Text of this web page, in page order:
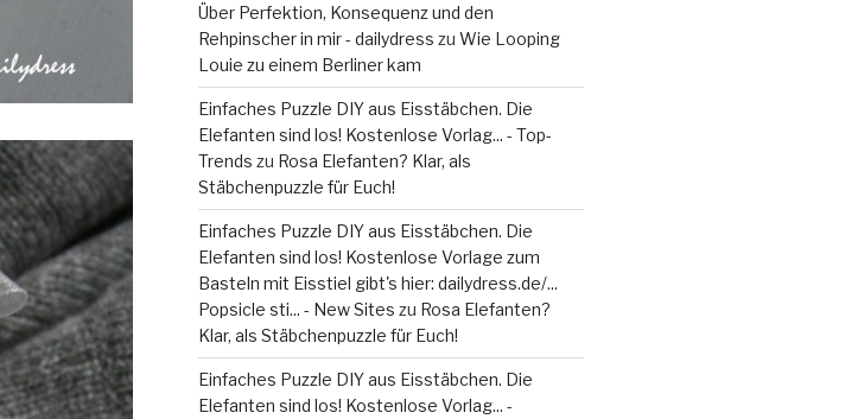
Über Perfektion, Konsequenz und den
Rehpinscher in mir - dailydress zu Wie Looping
Louie zu einem Berliner kam
Einfaches Puzzle DIY aus Eisstäbchen. Die
Elefanten sind los! Kostenlose Vorlag... - Top-
Trends zu Rosa Elefanten? Klar, als
Stäbchenpuzzle für Euch!
Einfaches Puzzle DIY aus Eisstäbchen. Die
Elefanten sind los! Kostenlose Vorlage zum
Basteln mit Eisstiel gibt's hier: dailydress.de/...
Popsicle sti... - New Sites zu Rosa Elefanten?
Klar, als Stäbchenpuzzle für Euch!
Einfaches Puzzle DIY aus Eisstäbchen. Die
Elefanten sind los! Kostenlose Vorlag... -